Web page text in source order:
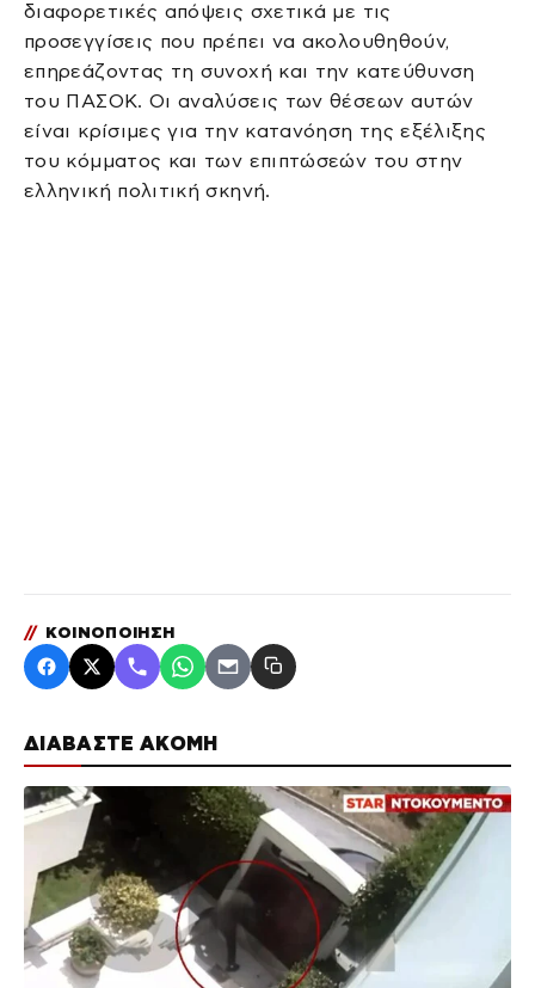
ΔΙΑΒΑΣΤΕ ΑΚΟΜΗ
διαφορετικές απόψεις σχετικά με τις
προσεγγίσεις που πρέπει να ακολουθηθούν,
επηρεάζοντας τη συνοχή και την κατεύθυνση
του ΠΑΣΟΚ. Οι αναλύσεις των θέσεων αυτών
είναι κρίσιμες για την κατανόηση της εξέλιξης
του κόμματος και των επιπτώσεών του στην
ελληνική πολιτική σκηνή.
// ΚΟΙΝΟΠΟΙΗΣΗ